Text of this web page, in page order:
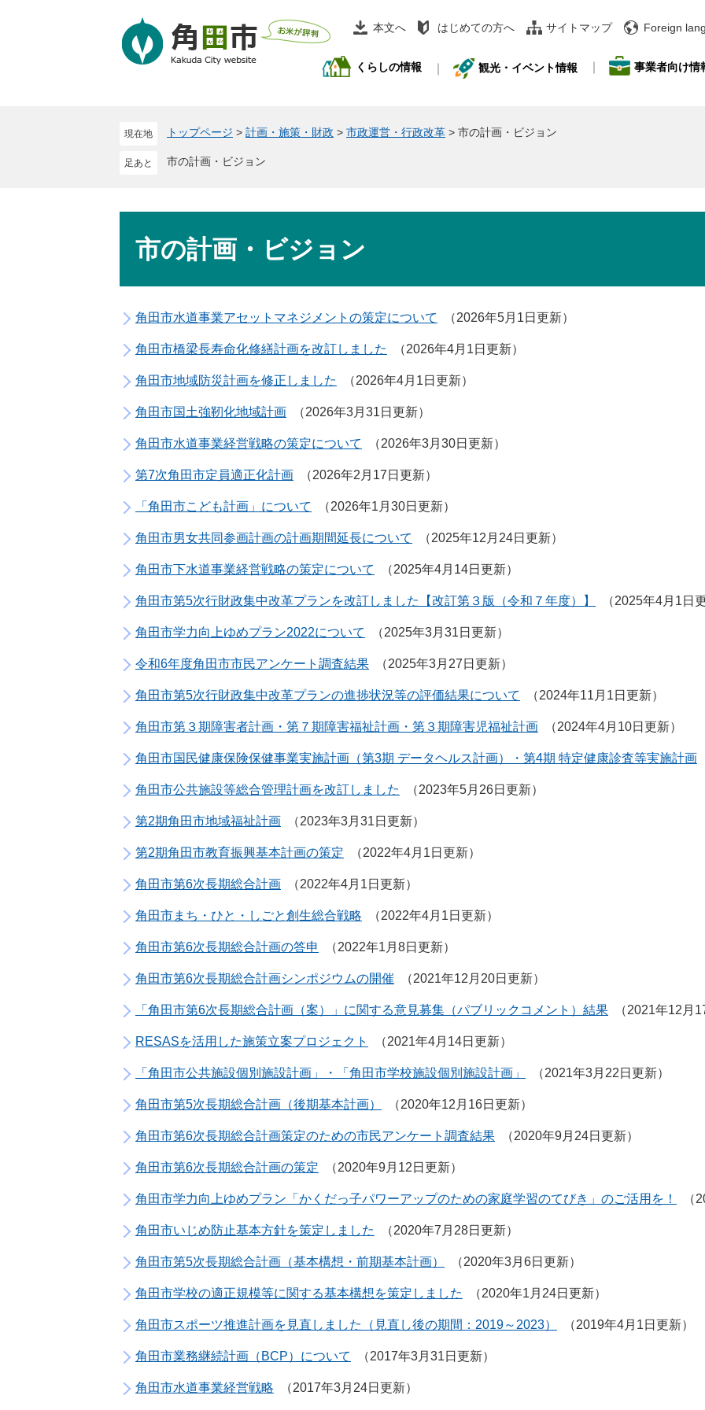
本文へ はじめての方へ サイトマップ Foreign
くらしの情報 観光・イベント情報 事業者向け情
現在地 トップページ > 計画・施策・財政 > 市政運営・行政改革 > 市の計画・ビジョン
市の計画・ビジョン
市の計画・ビジョン
角田市水道事業アセットマネジメントの策定について 2026年5月1日更新
角田市橋梁長寿命化修繕計画を改訂しました 2026年4月1日更新
角田市地域防災計画を修正しました 2026年4月1日更新
角田市国土強靭化地域計画 2026年3月31日更新
角田市水道事業経営戦略の策定について 2026年3月30日更新
第7次角田市定員適正化計画 2026年2月17日更新
「角田市こども計画」について 2026年1月30日更新
角田市男女共同参画計画の計画期間延長について 2025年12月24日更新
角田市下水道事業経営戦略の策定について 2025年4月14日更新
角田市第5次行財政集中改革プランを改訂しました【改訂第３版（令和７年度）】 2025年4月1日
角田市学力向上ゆめプラン2022について 2025年3月31日更新
令和6年度角田市市民アンケート調査結果 2025年3月27日更新
角田市第5次行財政集中改革プランの進捗状況等の評価結果について 2024年11月1日更新
角田市第３期障害者計画・第７期障害福祉計画・第３期障害児福祉計画 2024年4月10日更新
角田市国民健康保険保健事業実施計画（第3期 データヘルス計画）・第4期 特定健康診査等実施計画
角田市公共施設等総合管理計画を改訂しました 2023年5月26日更新
第2期角田市地域福祉計画 2023年3月31日更新
第2期角田市教育振興基本計画の策定 2022年4月1日更新
角田市第6次長期総合計画 2022年4月1日更新
角田市まち・ひと・しごと創生総合戦略 2022年4月1日更新
角田市第6次長期総合計画の答申 2022年1月8日更新
角田市第6次長期総合計画シンポジウムの開催 2021年12月20日更新
「角田市第6次長期総合計画（案）」に関する意見募集（パブリックコメント）結果 2021年12月
RESASを活用した施策立案プロジェクト 2021年4月14日更新
「角田市公共施設個別施設計画」・「角田市学校施設個別施設計画」 2021年3月22日更新
角田市第5次長期総合計画（後期基本計画） 2020年12月16日更新
角田市第6次長期総合計画策定のための市民アンケート調査結果 2020年9月24日更新
角田市第6次長期総合計画の策定 2020年9月12日更新
角田市学力向上ゆめプラン「かくだっ子パワーアップのための家庭学習のてびき」のご活用を！
角田市いじめ防止基本方針を策定しました 2020年7月28日更新
角田市第5次長期総合計画（基本構想・前期基本計画） 2020年3月6日更新
角田市学校の適正規模等に関する基本構想を策定しました 2020年1月24日更新
角田市スポーツ推進計画を見直しました（見直し後の期間：2019～2023） 2019年4月1日更新
角田市業務継続計画（BCP）について 2017年3月31日更新
角田市水道事業経営戦略 2017年3月24日更新